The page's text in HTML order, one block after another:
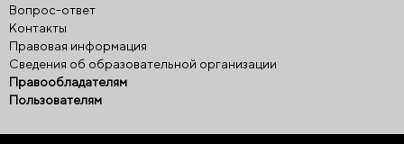
Вопрос-ответ
Контакты
Правовая информация
Сведения об образовательной организации
Правообладателям
Пользователям